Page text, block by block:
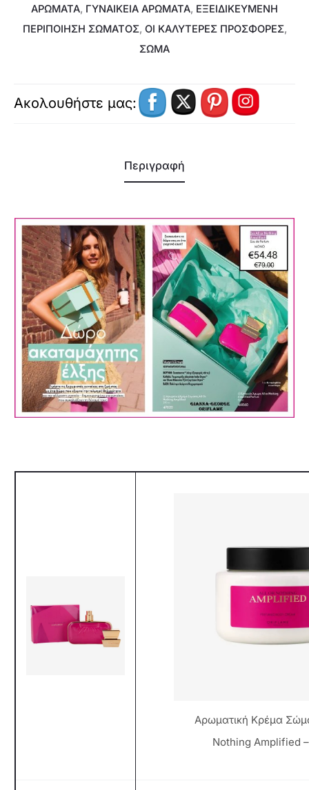
ΑΡΩΜΑΤΑ, ΓΥΝΑΙΚΕΊΑ ΑΡΏΜΑΤΑ, ΕΞΕΙΔΙΚΕΥΜΈΝΗ
ΠΕΡΙΠΟΊΗΣΗ ΣΏΜΑΤΟΣ, ΟΙ ΚΑΛΥΤΕΡΕΣ ΠΡΟΣΦΟΡΕΣ,
ΣΩΜΑ
Ακολουθήστε μας:
Περιγραφή
Αρωματική Κρέμα
Nothing Amplified